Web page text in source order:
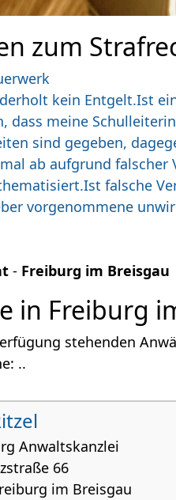
zum
kein Entgelt.Ist
dass meine
sind gegeben,
ab aufgrund
falsche
vorgenommene
- Freiburg im Breisgau
in Freiburg
stehenden
..
Anwaltskanzlei
66
im Breisgau